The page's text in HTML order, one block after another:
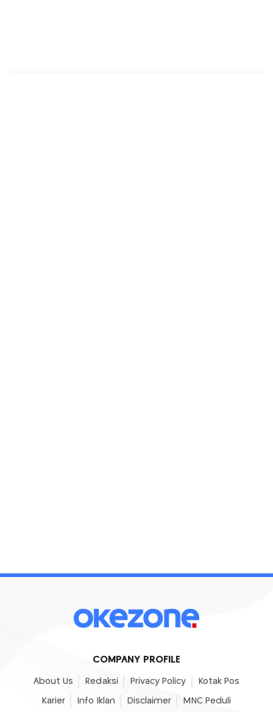
COMPANY PROFILE
About Us Redaksi Privacy Policy Kotak Pos
Karier Info Iklan Disclaimer MNC Peduli